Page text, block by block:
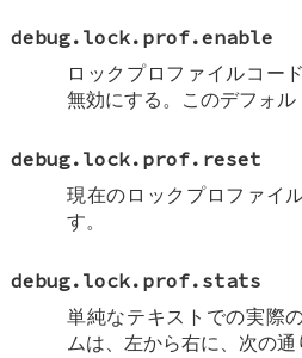
debug.lock.prof.enable
ロックプロファイルコー
無効にする。このデフォ
debug.lock.prof.reset
現在のロックプロファイ
す。
debug.lock.prof.stats
単純なテキストでの実際
ムは、左から右に、次の